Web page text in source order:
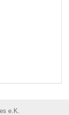
e.K.